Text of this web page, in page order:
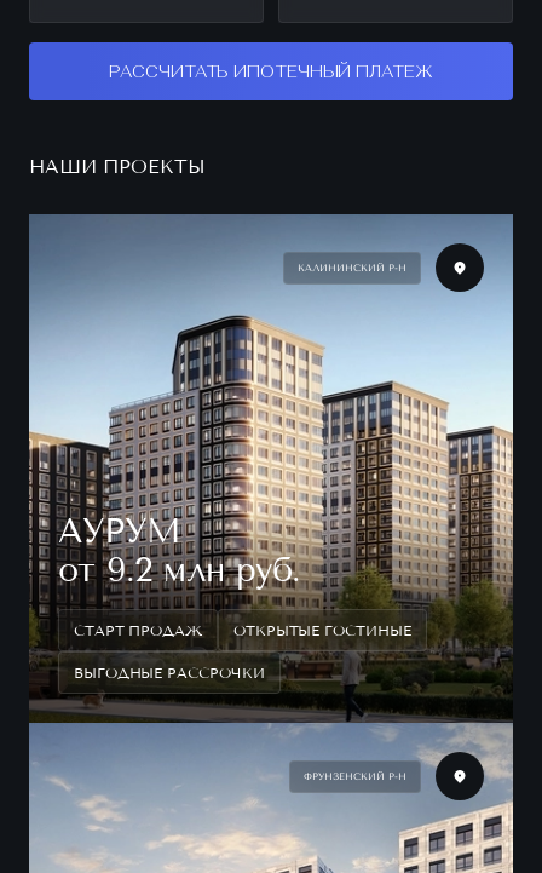
РАССЧИТАТЬ ИПОТЕЧНЫЙ ПЛАТЕЖ
НАШИ ПРОЕКТЫ
КАЛИНИНСКИЙ Р-Н
АУРУМ
от 9.2 млн руб.
СТАРТ ПРОДАЖ ОТКРЫТЫЕ ГОСТИНЫЕ
ВЫГОДНЫЕ РАССРОЧКИ
ФРУНЗЕНСКИЙ Р-Н